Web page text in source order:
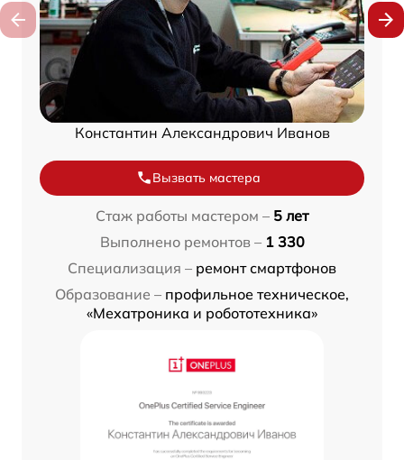
Константин Александрович Иванов
Вызвать мастера
Стаж работы мастером – 5 лет
Выполнено ремонтов – 1 330
Специализация – ремонт смартфонов
Образование – профильное техническое,
«Мехатроника и робототехника»